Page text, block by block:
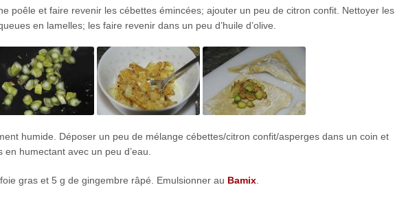
poêle et faire revenir les cébettes émincées; ajouter un peu de citron confit. Nettoyer les
en lamelles; les faire revenir dans un peu d’huile d’olive.
humide. Déposer un peu de mélange cébettes/citron confit/asperges dans un coin et
humectant avec un peu d’eau.
gras et 5 g de gingembre râpé. Emulsionner au Bamix.